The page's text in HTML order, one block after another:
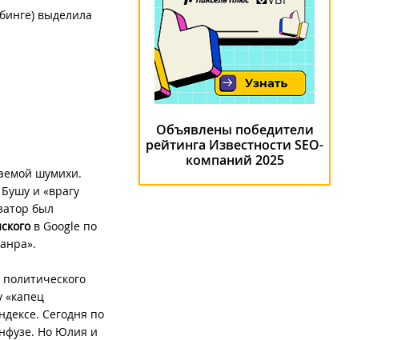
выделила
шумихи.
и «врагу
был
в Google по
политического
«капец
Сегодня по
Но Юлия и
Объявлены победители
рейтинга Известности SEO-
компаний 2025